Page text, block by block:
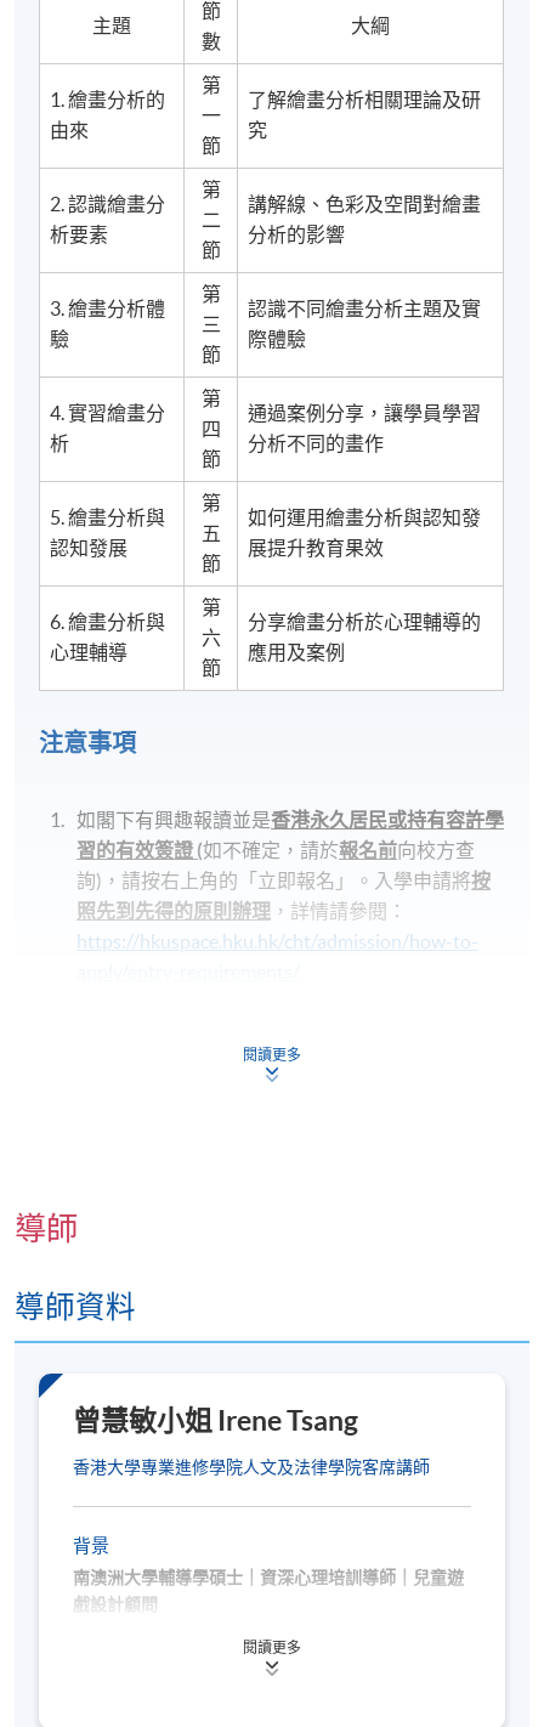
主題
節
數
大綱
1. 繪畫分析的
由來
第
一
節
了解繪畫分析相關理論及研
究
2. 認識繪畫分
析要素
第
二
節
講解線、色彩及空間對繪畫
分析的影響
3. 繪畫分析體
驗
第
三
節
認識不同繪畫分析主題及實
際體驗
4. 實習繪畫分
析
第
四
節
通過案例分享，讓學員學習
分析不同的畫作
5. 繪畫分析與
認知發展
第
五
節
如何運用繪畫分析與認知發
展提升教育果效
6. 繪畫分析與
心理輔導
第
六
節
分享繪畫分析於心理輔導的
應用及案例
注意事項
如閣下有興趣報讀並是香港永久居民或持有容許學
習的有效簽證 (如不確定，請於報名前向校方查
詢)，請按右上角的「立即報名」。入學申請將按
照先到先得的原則辦理 ，詳情請參閱：
https://hkuspace.hku.hk/cht/admission/how-to-
入學評估和學生記錄之用。
員也不能轉至其他班別或課程
https://hkuspace.hku.hk/cht/admission/how-to-
將在開課前 7至3
天收到電郵，包含詳細的地點及
繫本部門以作跟進。除課程資料更改外，本院將不
會另發上課通知，學員須按時到指定地點上課。
以上時間和地點為暫定，最終安排將視乎實際情
況。各教學中心地點請參閱：
https://www.hkuspace.hku.hk/cht/learning-centre/
若您透過網上報讀課程，完成付款後將會收到系統
發出的「付款確認通知」電郵。請妥善保存該電郵
閱讀更多
導師
導師資料
曾慧敏小姐 Irene Tsang
香港大學專業進修學院人文及法律學院客席講師
背景
南澳洲大學輔導學碩士｜資深心理培訓導師｜兒童遊
戲設計顧問
曾慧敏老師擁有近二十年心理輔導經驗，專注支援有
閱讀更多